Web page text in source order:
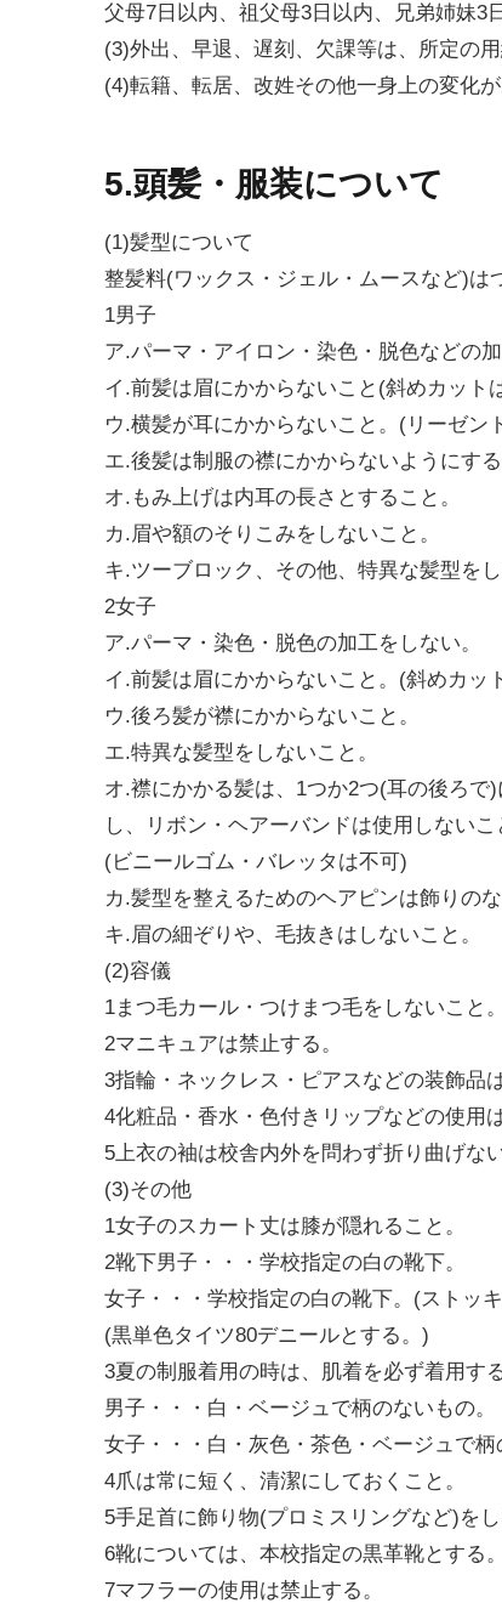
父母7日以内、祖父母3日以内、兄弟姉妹3
(3)外出、早退、遅刻、欠課等は、所定の
(4)転籍、転居、改姓その他一身上の変化
5.頭髪・服装について
(1)髪型について
整髪料(ワックス・ジェル・ムースなど)は
1男子
ア.パーマ・アイロン・染色・脱色などの加
イ.前髪は眉にかからないこと(斜めカット
ウ.横髪が耳にかからないこと。(リーゼン
エ.後髪は制服の襟にかからないようにする
オ.もみ上げは内耳の長さとすること。
カ.眉や額のそりこみをしないこと。
キ.ツーブロック、その他、特異な髪型をし
2女子
ア.パーマ・染色・脱色の加工をしない。
イ.前髪は眉にかからないこと。(斜めカッ
ウ.後ろ髪が襟にかからないこと。
エ.特異な髪型をしないこと。
オ.襟にかかる髪は、1つか2つ(耳の後ろ
し、リボン・ヘアーバンドは使用しないこ
(ビニールゴム・バレッタは不可)
カ.髪型を整えるためのヘアピンは飾りの
キ.眉の細ぞりや、毛抜きはしないこと。
(2)容儀
1まつ毛カール・つけまつ毛をしないこと。
2マニキュアは禁止する。
3指輪・ネックレス・ピアスなどの装飾品
4化粧品・香水・色付きリップなどの使用
5上衣の袖は校舎内外を問わず折り曲げない
(3)その他
1女子のスカート丈は膝が隠れること。
2靴下男子・・・学校指定の白の靴下。
女子・・・学校指定の白の靴下。(ストッ
(黒単色タイツ80デニールとする。)
3夏の制服着用の時は、肌着を必ず着用する
男子・・・白・ベージュで柄のないもの。
女子・・・白・灰色・茶色・ベージュで
4爪は常に短く、清潔にしておくこと。
5手足首に飾り物(プロミスリングなど)をし
6靴については、本校指定の黒革靴とする。
7マフラーの使用は禁止する。